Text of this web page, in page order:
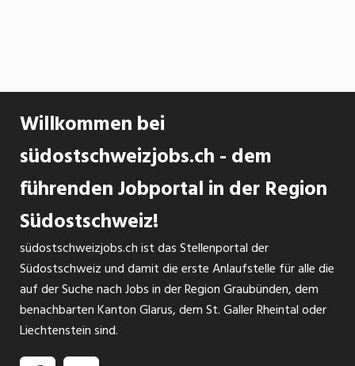
Willkommen bei
südostschweizjobs.ch - dem
führenden Jobportal in der Region
Südostschweiz!
südostschweizjobs.ch ist das Stellenportal der
Südostschweiz und damit die erste Anlaufstelle für alle die
auf der Suche nach Jobs in der Region Graubünden, dem
benachbarten Kanton Glarus, dem St. Galler Rheintal oder
Liechtenstein sind.